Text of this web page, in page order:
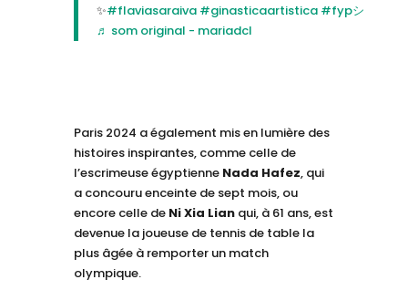
✨#flaviasaraiva #ginasticaartistica #fypシ
♬ som original - mariadcl
Paris 2024 a également mis en lumière des
histoires inspirantes, comme celle de
l’escrimeuse égyptienne Nada Hafez, qui
a concouru enceinte de sept mois, ou
encore celle de Ni Xia Lianqui, à 61 ans, est
devenue la joueuse de tennis de table la
plus âgée à remporter un match
olympique.